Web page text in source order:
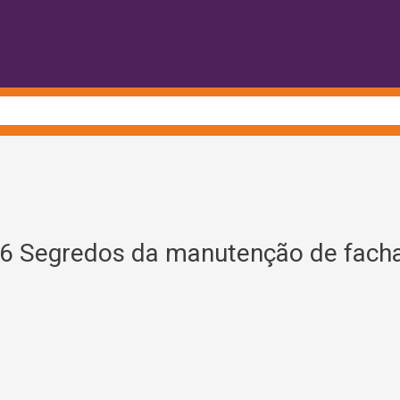
6 Segredos da manutenção de